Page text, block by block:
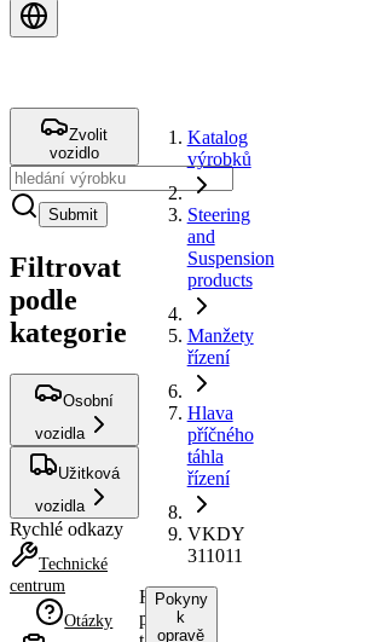
Zvolit
vozidlo
Submit
Filtrovat
podle
kategorie
Osobní
vozidla
Užitková
vozidla
Rychlé odkazy
Technické
centrum
Otázky
Katalog
výrobků
Steering
and
Suspension
products
Manžety
řízení
Hlava
příčného
táhla
řízení
VKDY
311011
Hlava
příčného
Pokyny
k
opravě